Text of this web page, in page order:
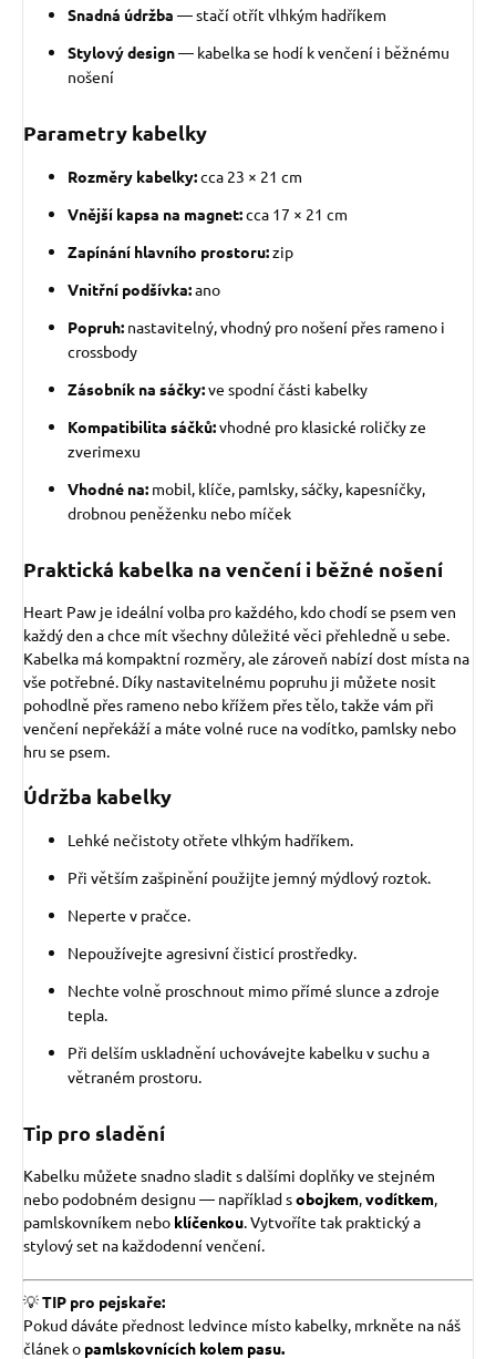
Snadná údržba — stačí otřít vlhkým hadříkem
Stylový design— kabelka se hodí k venčení i běžnému
nošení
Parametry kabelky
Rozměry kabelky:cca 23 × 21 cm
Vnější kapsa na magnet:cca 17 × 21 cm
Zapínání hlavního prostoru:zip
Vnitřní podšívka:ano
Popruh: nastavitelný, vhodný pro nošení přes rameno i
crossbody
Zásobník na sáčky:ve spodní části kabelky
Kompatibilita sáčků:vhodné pro klasické roličky ze
zverimexu
Vhodné na: mobil, klíče, pamlsky, sáčky, kapesníčky,
drobnou peněženku nebo míček
Praktická kabelka na venčení i běžné nošení
Heart Paw je ideální volba pro každého, kdo chodí se psem ven
každý den a chce mít všechny důležité věci přehledně u sebe.
Kabelka má kompaktní rozměry, ale zároveň nabízí dost místa na
vše potřebné. Díky nastavitelnému popruhu ji můžete nosit
pohodlně přes rameno nebo křížem přes tělo, takže vám při
venčení nepřekáží a máte volné ruce na vodítko, pamlsky nebo
hru se psem.
Údržba kabelky
Lehké nečistoty otřete vlhkým hadříkem.
Při větším zašpinění použijte jemný mýdlový roztok.
Neperte v pračce.
Nepoužívejte agresivní čisticí prostředky.
Nechte volně proschnout mimo přímé slunce a zdroje
tepla.
Při delším uskladnění uchovávejte kabelku v suchu a
větraném prostoru.
Tip pro sladění
Kabelku můžete snadno sladit s dalšími doplňky ve stejném
nebo podobném designu — například sobojkem,vodítkem,
pamlskovníkem nebo klíčenkou. Vytvoříte tak praktický a
stylový set na každodenní venčení.
💡TIP pro pejskaře:
Pokud dáváte přednost ledvince místo kabelky, mrkněte na náš
článek o pamlskovnících kolem pasu.